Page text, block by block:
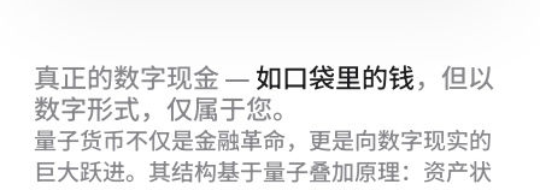
真正的数字现金 — 如口袋里的钱，但以
数字形式，仅属于您。
量子货币不仅是金融革命，更是向数字现实的
巨大跃进。其结构基于量子叠加原理：资产状